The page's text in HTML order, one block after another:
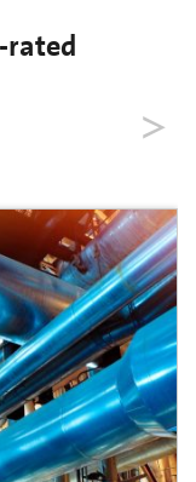
rated